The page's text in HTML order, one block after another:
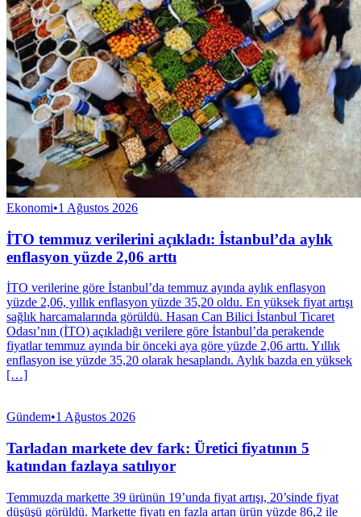
Ekonomi•1 Ağustos 2026
İTO temmuz verilerini açıkladı: İstanbul’da aylık
enflasyon yüzde 2,06 arttı
İTO verilerine göre İstanbul’da temmuz ayında aylık enflasyon
yüzde 2,06, yıllık enflasyon yüzde 35,20 oldu. En yüksek fiyat artışı
sağlık harcamalarında görüldü. Hasan Can Bilici İstanbul Ticaret
Odası’nın (İTO) açıkladığı verilere göre İstanbul’da perakende
fiyatlar temmuz ayında bir önceki aya göre yüzde 2,06 arttı. Yıllık
enflasyon ise yüzde 35,20 olarak hesaplandı. Aylık bazda en yüksek
[…]
Gündem•1 Ağustos 2026
Tarladan markete dev fark: Üretici fiyatının 5
katından fazlaya satılıyor
Temmuzda markette 39 ürünün 19’unda fiyat artışı, 20’sinde fiyat
düşüşü görüldü. Markette fiyatı en fazla artan ürün yüzde 86,2 ile